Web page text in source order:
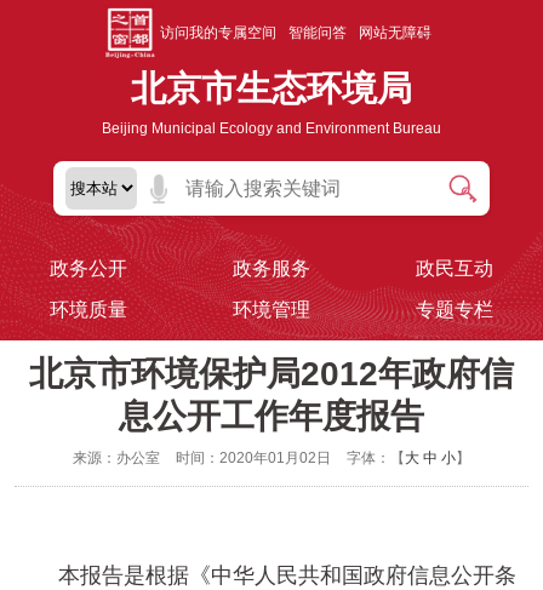
访问我的专属空间 智能问答 网站无障碍
北京市生态环境局
Beijing Municipal Ecology and Environment Bureau
政务公开 政务服务
政民互动
环境质量
环境管理 专题专栏
北京市环境保护局2012年政府信
息公开工作年度报告
来源：办公室 时间：2020年01月02日 字体：【 大 中 小】
本报告是根据《中华人民共和国政府信息公开条